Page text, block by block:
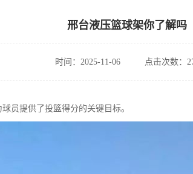
邢台液压篮球架你了解吗
时间：2025-11-06 点击次数：
员提供了投篮得分的关键目标。